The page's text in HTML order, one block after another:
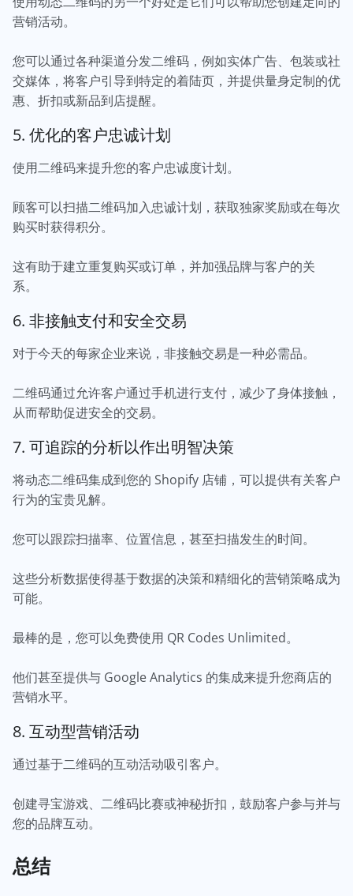
营销活动。
您可以通过各种渠道分发二维码，例如实体广告、包装或社
交媒体，将客户引导到特定的着陆页，并提供量身定制的优
惠、折扣或新品到店提醒。
5. 优化的客户忠诚计划
使用二维码来提升您的客户忠诚度计划。
顾客可以扫描二维码加入忠诚计划，获取独家奖励或在每次
购买时获得积分。
这有助于建立重复购买或订单，并加强品牌与客户的关
系。
6. 非接触支付和安全交易
对于今天的每家企业来说，非接触交易是一种必需品。
二维码通过允许客户通过手机进行支付，减少了身体接触，
从而帮助促进安全的交易。
7. 可追踪的分析以作出明智决策
将动态二维码集成到您的 Shopify 店铺，可以提供有关客户
行为的宝贵见解。
您可以跟踪扫描率、位置信息，甚至扫描发生的时间。
这些分析数据使得基于数据的决策和精细化的营销策略成为
可能。
最棒的是，您可以免费使用 QR Codes Unlimited。
他们甚至提供与 Google Analytics 的集成来提升您商店的
营销水平。
8. 互动型营销活动
通过基于二维码的互动活动吸引客户。
创建寻宝游戏、二维码比赛或神秘折扣，鼓励客户参与并与
您的品牌互动。
总结